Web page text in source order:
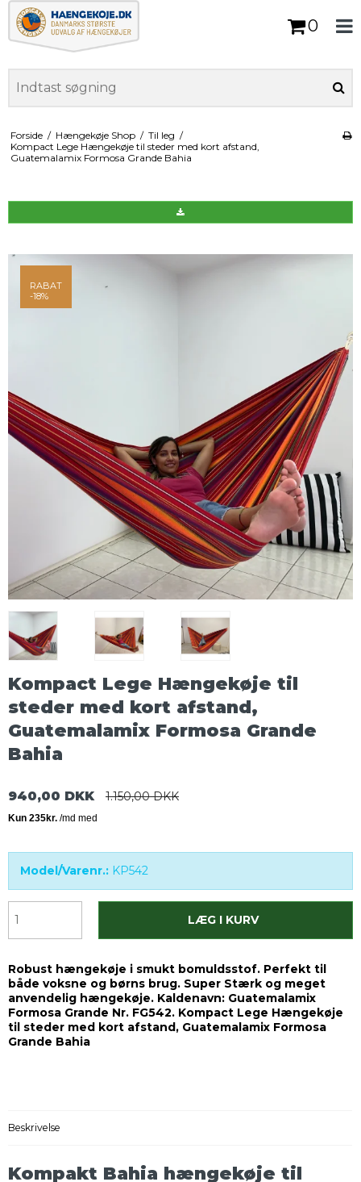
0
Forside / Hængekøje Shop / Til leg /
Kompact Lege Hængekøje til steder med kort afstand,
Guatemalamix Formosa Grande Bahia
RABAT
-18%
Kompact Lege Hængekøje til
steder med kort afstand,
Guatemalamix Formosa Grande
Bahia
940,00 DKK 1.150,00 DKK
Model/Varenr.: KP542
LÆG I KURV
Robust hængekøje i smukt bomuldsstof. Perfekt til
både voksne og børns brug. Super Stærk og meget
anvendelig hængekøje. Kaldenavn: Guatemalamix
Formosa Grande Nr. FG542. Kompact Lege Hængekøje
til steder med kort afstand, Guatemalamix Formosa
Grande Bahia
Beskrivelse
Kompakt Bahia hængekøje til